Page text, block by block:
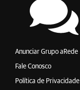
Anunciar Grupo aRede
Fale Conosco
Política de Privacidade